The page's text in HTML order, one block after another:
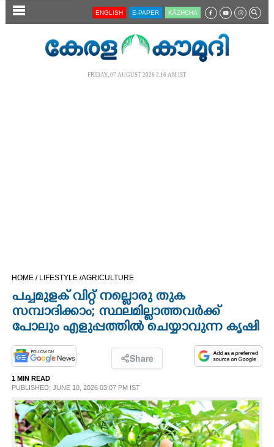
SECTIONS
OPINION
PHOTOS
LIFESTYLE
SPIRITUAL
ENGLISH E-PAPER KĀZHCHA
FRIDAY, 07 AUGUST 2026 2.16 AM IST
HOME / LIFESTYLE /AGRICULTURE
പച്ചമുളക് വിറ്റ് നല്ലൊരു തുക
സമ്പാദിക്കാം; സ്ഥലമില്ലാത്തവർക്ക്
പോലും എളുപ്പത്തിൽ ചെയ്യാവുന്ന കൃഷി
Share
1 MIN READ
PUBLISHED: JUNE 10, 2026 03:07 PM IST